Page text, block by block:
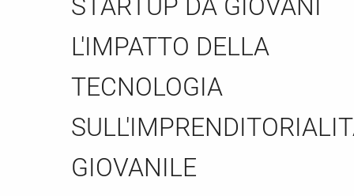
STARTUP DA GIOVANI
L'IMPATTO DELLA
TECNOLOGIA
GIOVANILE